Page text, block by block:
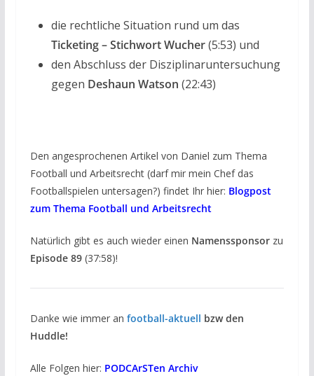
die rechtliche Situation rund um das
Ticketing – Stichwort Wucher(5:53) und
den Abschluss der Disziplinaruntersuchung
gegen Deshaun Watson (22:43)
Den angesprochenen Artikel von Daniel zum Thema
Football und Arbeitsrecht (darf mir mein Chef das
Footballspielen untersagen?) findet Ihr hier: Blogpost
zum Thema Football und Arbeitsrecht
Natürlich gibt es auch wieder einen Namenssponsor zu
Episode 89(37:58)!
Danke wie immer an football-aktuell bzw den
Huddle!
Alle Folgen hier: PODCArSTen Archiv